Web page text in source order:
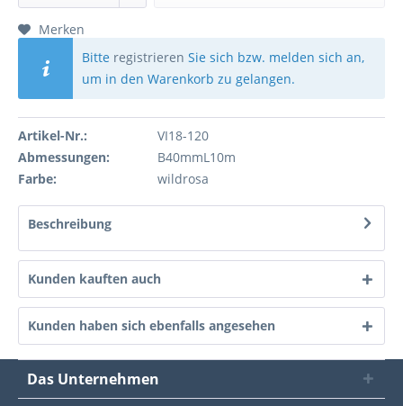
Merken
Bitte registrieren Sie sich bzw. melden sich an,
um in den Warenkorb zu gelangen.
Artikel-Nr.:
VI18-120
Abmessungen:
B40mmL10m
Farbe:
wildrosa
Beschreibung
Kunden kauften auch
Kunden haben sich ebenfalls angesehen
Das Unternehmen